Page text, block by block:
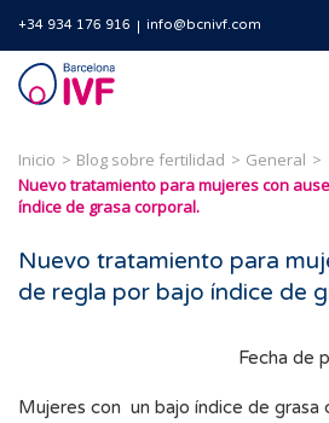
+34 934 176 916 info@bcnivf.com
Barcelona
IVF
Inicio Blog sobre fertilidad
General
Nuevo tratamiento para mujeres con
índice de grasa corporal.
Nuevo tratamiento para
de regla por bajo índice de
Fecha de
Mujeres con un bajo índice de grasa